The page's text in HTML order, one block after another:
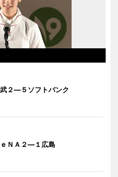
２―５ソフトバンク
ＮＡ２―１広島